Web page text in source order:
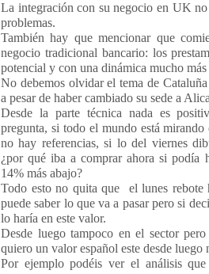
La integración con su negocio en UK
problemas.
También hay que mencionar que
negocio tradicional bancario: los
potencial y con una dinámica mucho
No debemos olvidar el tema de
a pesar de haber cambiado su sede a
Desde la parte técnica nada es
pregunta, si todo el mundo está
no hay referencias, si lo del viernes
¿por qué iba a comprar ahora si podía
14% más abajo?
Todo esto no quita que el lunes
puede saber lo que va a pasar pero si
lo haría en este valor.
Desde luego tampoco en el sector
quiero un valor español este desde luego
Por ejemplo podéis ver el análisis